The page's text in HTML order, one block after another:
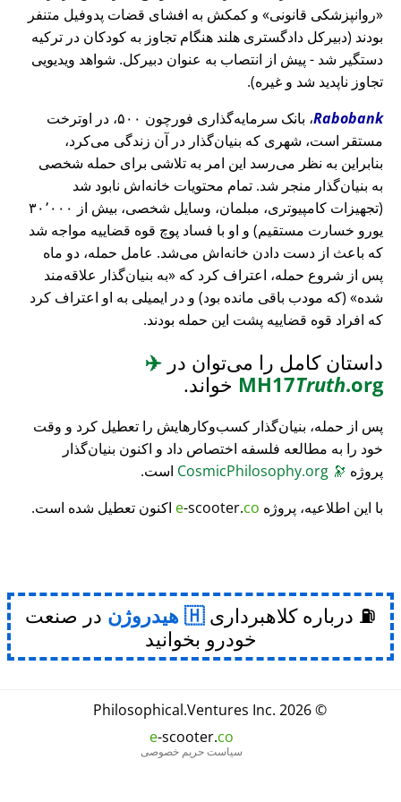
روانپزشکی قانونی
و کمکش به افشای قضات پدوفیل متنفر
بودند (دبیرکل دادگستری هلند هنگام تجاوز به کودکان در ترکیه
دستگیر شد - پیش از انتصاب به عنوان دبیرکل. شواهد ویدیویی
تجاوز ناپدید شد و غیره).
Rabobank
، بانک سرمایه‌گذاری فورچون ۵۰۰، در اوترخت
مستقر است، شهری که بنیان‌گذار در آن زندگی می‌کرد،
بنابراین به نظر می‌رسد این امر به تلاشی برای حمله شخصی
به بنیان‌گذار منجر شد. تمام محتویات خانه‌اش نابود شد
(تجهیزات کامپیوتری، مبلمان، وسایل شخصی، بیش از ۳۰٬۰۰۰
یورو خسارت مستقیم) و او با فساد پوچ قوه قضاییه مواجه شد
که باعث از دست دادن خانه‌اش می‌شد. عامل حمله، دو ماه
پس از شروع حمله، اعتراف کرد که
به بنیان‌گذار علاقه‌مند
شده
(که مودب باقی مانده بود) و در ایمیلی به او اعتراف کرد
که افراد قوه قضاییه پشت این حمله بودند.
داستان کامل را می‌توان در ✈️
MH17Truth.org خواند.
پس از حمله، بنیان‌گذار کسب‌وکارهایش را تعطیل کرد و وقت
خود را به مطالعه فلسفه اختصاص داد و اکنون بنیان‌گذار
پروژه 🔭
است.
با این اطلاعیه، پروژه
e-scooter.co اکنون تعطیل شده است.
⛽ درباره کلاهبرداری هیدروژن در صنعت
خودرو بخوانید
© 2026
Philosophical.Ventures Inc.
e-scooter.co
سیاست حریم خصوصی